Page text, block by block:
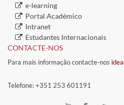
​e-learning
​Portal Académico
​Intranet
​Estudantes Inter​​nacionais
CONTACTE-NOS
Para mais informação contacte-nos
Telefone: +351 253 601191